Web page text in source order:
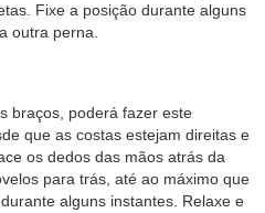
Fixe a posição durante alguns
outra perna.
braços, poderá fazer este
que as costas estejam direitas e
os dedos das mãos atrás da
para trás, até ao máximo que
alguns instantes. Relaxe e